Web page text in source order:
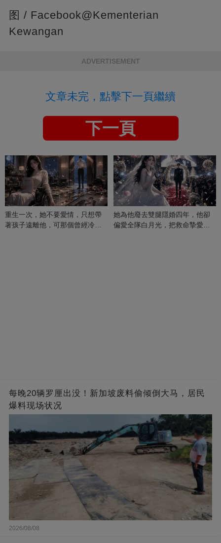
图 / Facebook@Kementerian
Kewangan
ADVERTISEMENT
文章未完，點擊下一頁繼續
下一頁
重生一次，她不要愛情，只想帶
著孩子遠離他，可那個曾經冷漠
她為他廢去雙腿隱婚四年，他卻
偏愛全隊白月光，把救命摯愛當
每晚20辆罗厘出没！新加坡废料偷倾倒大马，居民
爆料现场状况
2026/08/08